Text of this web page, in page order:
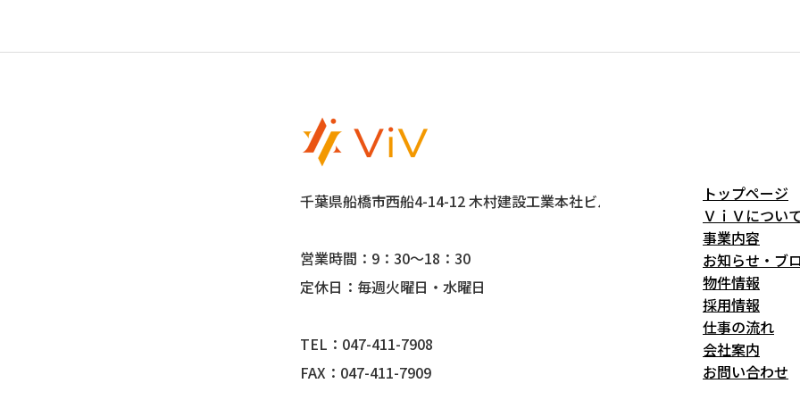
千葉県船橋市西船4-14-12 木村建設工業本社ビル5階
営業時間：9：30～18：30
定休日：毎週火曜日・水曜日
TEL：047-411-7908
FAX：047-411-7909
トップページ
ＶｉＶについ
事業内容
お知らせ・ブ
物件情報
採用情報
仕事の流れ
会社案内
お問い合わせ